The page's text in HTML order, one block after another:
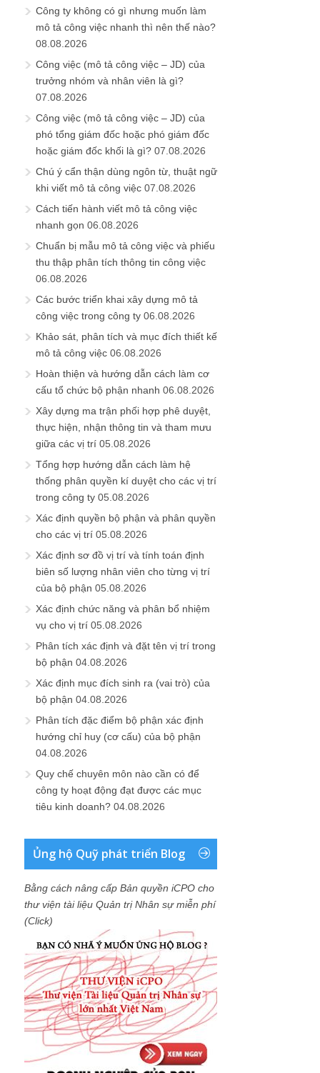
Công ty không có gì nhưng muốn làm
mô tả công việc nhanh thì nên thế nào?
08.08.2026
Công việc (mô tả công việc – JD) của
trưởng nhóm và nhân viên là gì?
07.08.2026
Công việc (mô tả công việc – JD) của
phó tổng giám đốc hoặc phó giám đốc
hoặc giám đốc khối là gì? 07.08.2026
Chú ý cẩn thận dùng ngôn từ, thuật ngữ
khi viết mô tả công việc 07.08.2026
Cách tiến hành viết mô tả công việc
nhanh gọn 06.08.2026
Chuẩn bị mẫu mô tả công việc và phiếu
thu thập phân tích thông tin công việc
06.08.2026
Các bước triển khai xây dựng mô tả
công việc trong công ty 06.08.2026
Khảo sát, phân tích và mục đích thiết kế
mô tả công việc 06.08.2026
Hoàn thiện và hướng dẫn cách làm cơ
cấu tổ chức bộ phận nhanh 06.08.2026
Xây dựng ma trận phối hợp phê duyệt,
thực hiện, nhận thông tin và tham mưu
giữa các vị trí 05.08.2026
Tổng hợp hướng dẫn cách làm hệ
thống phân quyền kí duyệt cho các vị trí
trong công ty 05.08.2026
Xác định quyền bộ phận và phân quyền
cho các vị trí 05.08.2026
Xác định sơ đồ vị trí và tính toán định
biên số lượng nhân viên cho từng vị trí
của bộ phận 05.08.2026
Xác định chức năng và phân bổ nhiệm
vụ cho vị trí 05.08.2026
Phân tích xác định và đặt tên vị trí trong
bộ phận 04.08.2026
Xác định mục đích sinh ra (vai trò) của
bộ phận 04.08.2026
Phân tích đặc điểm bộ phận xác định
hướng chỉ huy (cơ cấu) của bộ phận
04.08.2026
Quy chế chuyên môn nào cần có để
công ty hoạt động đạt được các mục
tiêu kinh doanh? 04.08.2026
Ủng hộ Quỹ phát triển Blog
Bằng cách nâng cấp Bản quyền iCPO cho
thư viện tài liệu Quản trị Nhân sự miễn phí
(Click)